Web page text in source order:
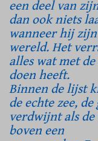
een deel van
dan ook niets
wanneer hij
wereld. Het
alles wat met de
doen heeft.
Binnen de lijst
de echte zee,
verdwijnt als
boven een